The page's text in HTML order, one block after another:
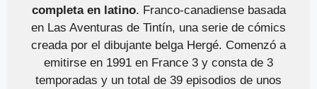
completa en latino. Franco-canadiense basada
en Las Aventuras de Tintín, una serie de cómics
creada por el dibujante belga Hergé. Comenzó a
emitirse en 1991 en France 3 y consta de 3
temporadas y un total de 39 episodios de unos